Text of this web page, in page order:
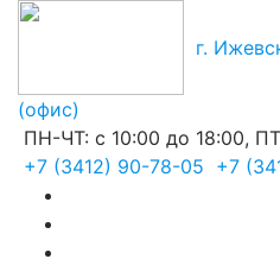
г.
(офис)
ПН-ЧТ: с 10:00 до 18:00,
+7 (3412) 90-78-05 +7